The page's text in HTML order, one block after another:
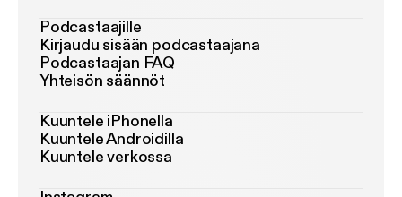
Podcastaajille
Kirjaudu sisään podcastaajana
Podcastaajan FAQ
Yhteisön säännöt
Kuuntele iPhonella
Kuuntele Androidilla
Kuuntele verkossa